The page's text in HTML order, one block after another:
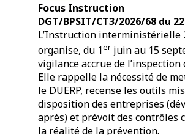
Focus Instruction
DGT/BPSIT/CT3/2026/68 du
L’Instruction interministérielle
organise, du 1er juin au 15
vigilance accrue de l’inspection
Elle rappelle la nécessité de
le DUERP, recense les outils
disposition des entreprises
après) et prévoit des contrôles
la réalité de la prévention.